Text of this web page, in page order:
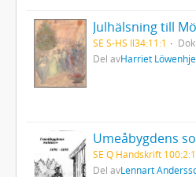
SE S-HS Il34:11:1
Del avHarriet
Umeåbygdens
SE Q Handskrift 100:2:1
Del avLennart